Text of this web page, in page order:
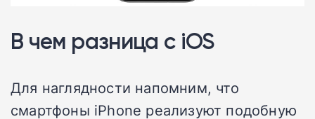
В чем разница с iOS
Для наглядности напомним, что
смартфоны iPhone реализуют подобную